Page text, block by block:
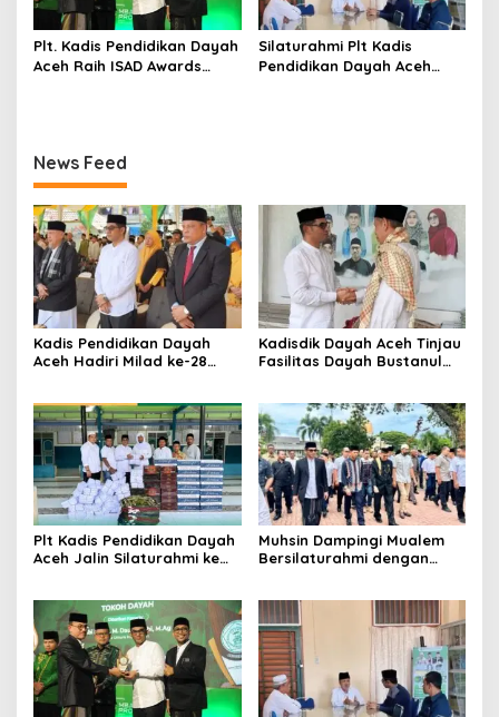
Plt. Kadis Pendidikan Dayah
Aceh Raih ISAD Awards
Silaturahmi Plt Kadis
Pendidikan Dayah Aceh
News Feed
Kadis Pendidikan Dayah
Aceh Hadiri Milad ke-28
Kadisdik Dayah Aceh Tinjau
Fasilitas Dayah Bustanul
Plt Kadis Pendidikan Dayah
Aceh Jalin Silaturahmi ke
Muhsin Dampingi Mualem
Bersilaturahmi dengan